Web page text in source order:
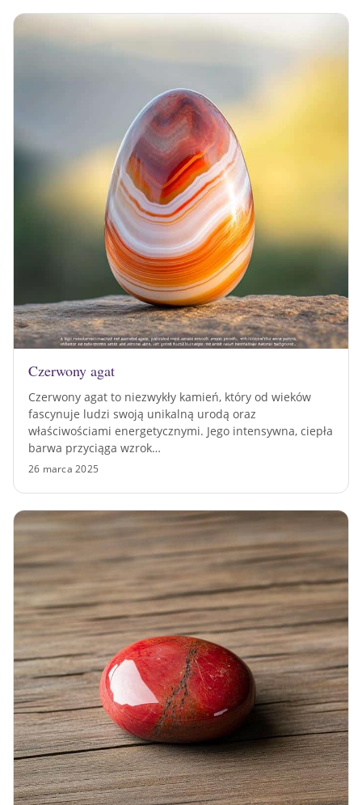
Czerwony agat
Czerwony agat to niezwykły kamień, który od wieków
fascynuje ludzi swoją unikalną urodą oraz
właściwościami energetycznymi. Jego intensywna, ciepła
barwa przyciąga wzrok…
26 marca 2025